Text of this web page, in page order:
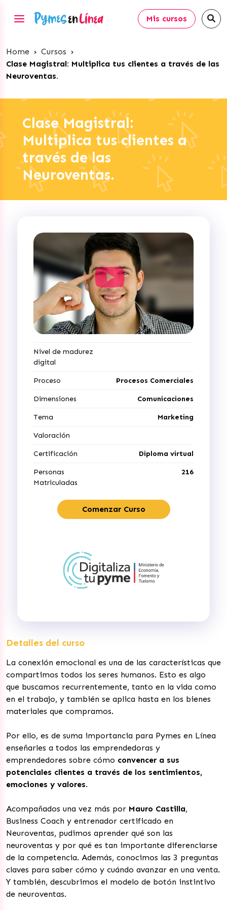
Mis cursos
Home › Cursos ›
Clase Magistral: Multiplica tus clientes a través de las
Neuroventas.
Clase Magistral:
Multiplica tus clientes a
través de las
Neuroventas.
Nivel de madurez
digital
Proceso Procesos Comerciales
Dimensiones Comunicaciones
Tema Marketing
Valoración
Certificación Diploma virtual
Personas
Matriculadas
216
Comenzar Curso
Detalles del curso
La conexión emocional es una de las características que
compartimos todos los seres humanos. Esto es algo
que buscamos recurrentemente, tanto en la vida como
en el trabajo, y también se aplica hasta en los bienes
materiales que compramos.
Por ello, es de suma importancia para Pymes en Línea
enseñarles a todos las emprendedoras y
emprendedores sobre cómo convencer a sus
potenciales clientes a través de los sentimientos,
emociones y valores.
Acompañados una vez más por Mauro Castilla,
Business Coach y entrenador certificado en
Neuroventas, pudimos aprender qué son las
neuroventas y por qué es tan importante diferenciarse
de la competencia. Además, conocimos las 3 preguntas
claves para saber cómo y cuándo avanzar en una venta.
Y también, descubrimos el modelo de botón instintivo
de neuroventas.